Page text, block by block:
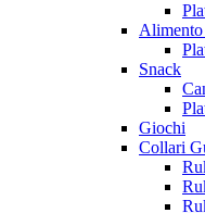
Snack
Giochi
Collari